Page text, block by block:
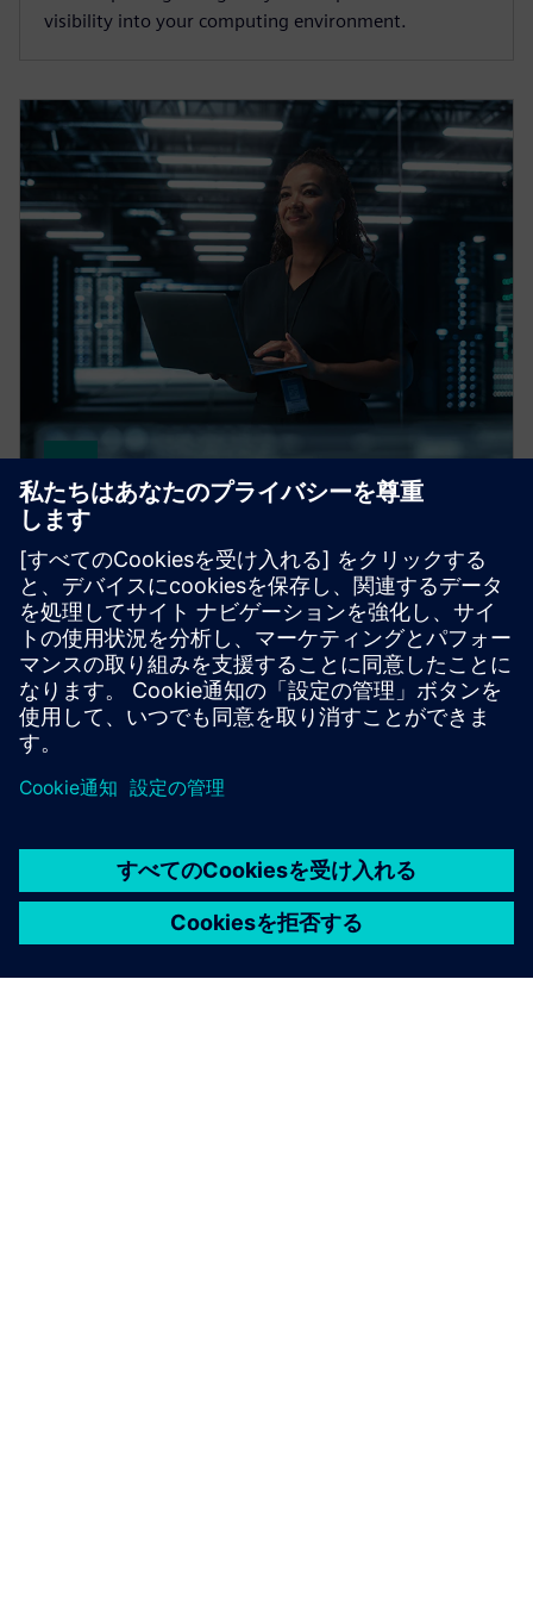
visibility into your computing environment.
HPCWorks Navops
Manage costs and scale to the cloud to maximize
business impact. Prioritize critical workloads and
optimize cloud HPC across a broad range of cloud
providers.